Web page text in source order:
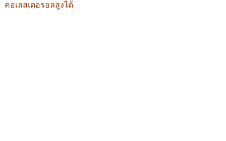
คอเลสเตอรอลสูงได้